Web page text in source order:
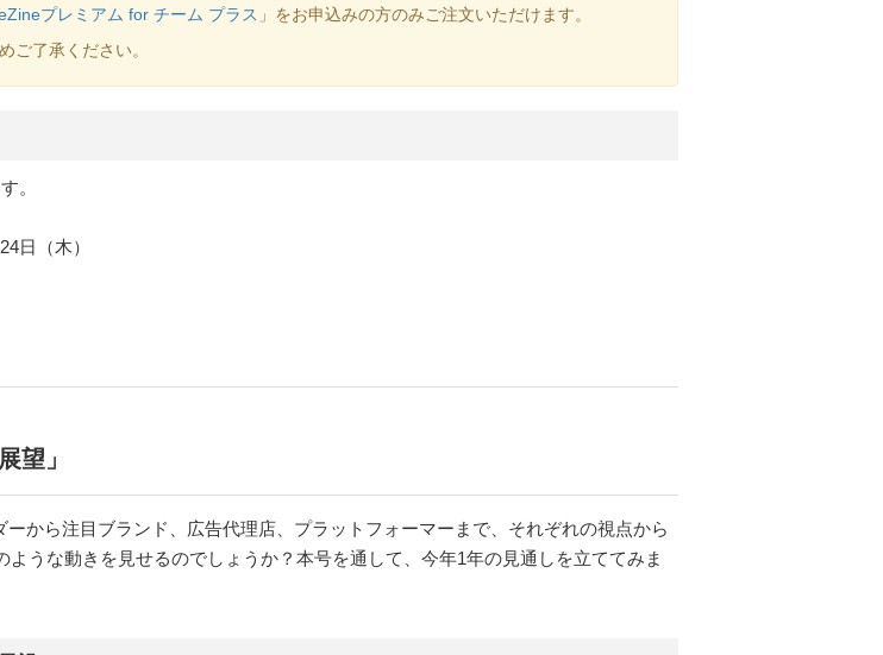
プレミアム for チーム プラス 」をお申込みの方のみご注文いただけます。
ご了承ください。
。
日（木）
望」
から注目ブランド、広告代理店、プラットフォーマーまで、それぞれの視点から
うな動きを見せるのでしょうか？本号を通して、今年1年の見通しを立ててみま